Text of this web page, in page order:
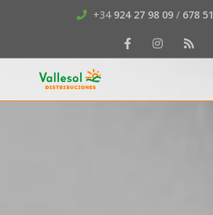
+34924 27 98 09/ 678